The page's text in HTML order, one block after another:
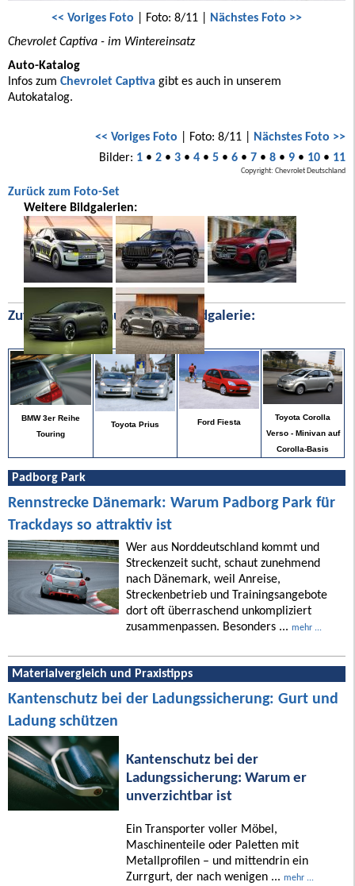
<< Voriges Foto | Foto: 8/11 |
Nächstes Foto >>
Chevrolet Captiva - im Wintereinsatz
Auto-Katalog
Infos zum Chevrolet Captiva gibt es auch in unserem
Autokatalog.
<< Voriges Foto | Foto: 8/11 |
Nächstes Foto >>
Bilder: 1• 2• 3• 4• 5• 6• 7• 8• 9• 10• 11
Copyright: Chevrolet Deutschland
Zurück zum Foto-Set
Weitere Bildgalerien:
Zufällige Bilder aus unserer Bildgalerie:
BMW 3er Reihe
Touring
Toyota Prius Ford Fiesta
Toyota Corolla
Verso - Minivan auf
Corolla-Basis
Padborg Park
Rennstrecke Dänemark: Warum Padborg Park für
Trackdays so attraktiv ist
Wer aus Norddeutschland kommt und
Streckenzeit sucht, schaut zunehmend
nach Dänemark, weil Anreise,
Streckenbetrieb und Trainingsangebote
dort oft überraschend unkompliziert
zusammenpassen. Besonders ... mehr ...
Materialvergleich und Praxistipps
Kantenschutz bei der Ladungssicherung: Gurt und
Ladung schützen
Kantenschutz bei der
Ladungssicherung: Warum er
unverzichtbar ist
Ein Transporter voller Möbel,
Maschinenteile oder Paletten mit
Metallprofilen – und mittendrin ein
Zurrgurt, der nach wenigen ... mehr ...